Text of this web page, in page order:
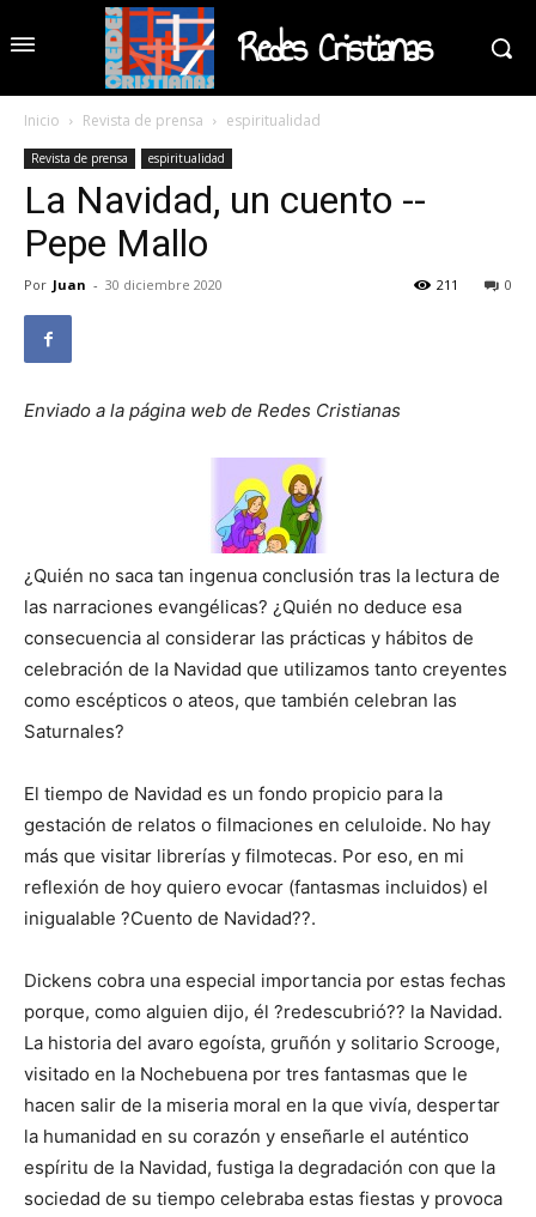
Redes Cristianas
Inicio Revista de prensa espiritualidad
Revista de prensa espiritualidad
La Navidad, un cuento --
Pepe Mallo
Por Juan - 30 diciembre 2020 0
211
Enviado a la página web de Redes Cristianas
¿Quién no saca tan ingenua conclusión tras la lectura de
las narraciones evangélicas? ¿Quién no deduce esa
consecuencia al considerar las prácticas y hábitos de
celebración de la Navidad que utilizamos tanto creyentes
como escépticos o ateos, que también celebran las
Saturnales?
El tiempo de Navidad es un fondo propicio para la
gestación de relatos o filmaciones en celuloide. No hay
más que visitar librerías y filmotecas. Por eso, en mi
reflexión de hoy quiero evocar (fantasmas incluidos) el
inigualable ?Cuento de Navidad??.
Dickens cobra una especial importancia por estas fechas
porque, como alguien dijo, él ?redescubrió?? la Navidad.
La historia del avaro egoísta, gruñón y solitario Scrooge,
visitado en la Nochebuena por tres fantasmas que le
hacen salir de la miseria moral en la que vivía, despertar
la humanidad en su corazón y enseñarle el auténtico
espíritu de la Navidad, fustiga la degradación con que la
sociedad de su tiempo celebraba estas fiestas y provoca